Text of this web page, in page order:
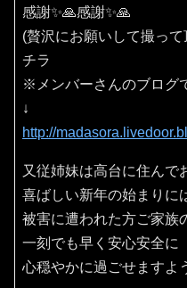
感謝✨🙏感謝✨🙏
(贅沢にお願いして撮っ
チラ
※メンバーさんのブログ
↓
http://
又従姉妹は高台に住んで
喜ばしい新年の始まりに
被害に遭われた方ご家族
一刻でも早く安心安全に
心穏やかに過ごせますよ